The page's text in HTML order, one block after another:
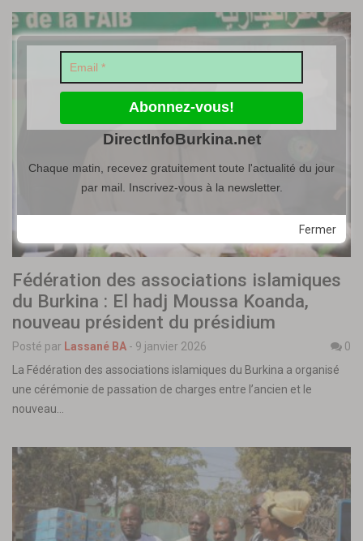
Fédération des associations islamiques
du Burkina : El hadj Moussa Koanda,
nouveau président du présidium
Posté par Lassané BA - 9 janvier 2026
0
La Fédération des associations islamiques du Burkina a organisé
une cérémonie de passation de charges entre l’ancien et le
nouveau…
Fermer
DirectInfoBurkina.net
Chaque matin, recevez gratuitement toute l'actualité du jour
par mail. Inscrivez-vous à la newsletter.